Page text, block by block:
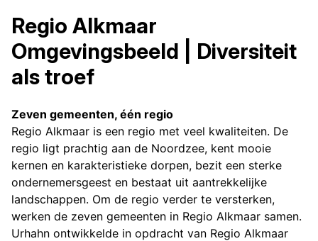
Regio Alkmaar
Omgevingsbeeld | Diversiteit
als troef
Zeven gemeenten, één regio
Regio Alkmaar is een regio met veel kwaliteiten. De
regio ligt prachtig aan de Noordzee, kent mooie
kernen en karakteristieke dorpen, bezit een sterke
ondernemersgeest en bestaat uit aantrekkelijke
landschappen. Om de regio verder te versterken,
werken de zeven gemeenten in Regio Alkmaar samen.
Urhahn ontwikkelde in opdracht van Regio Alkmaar